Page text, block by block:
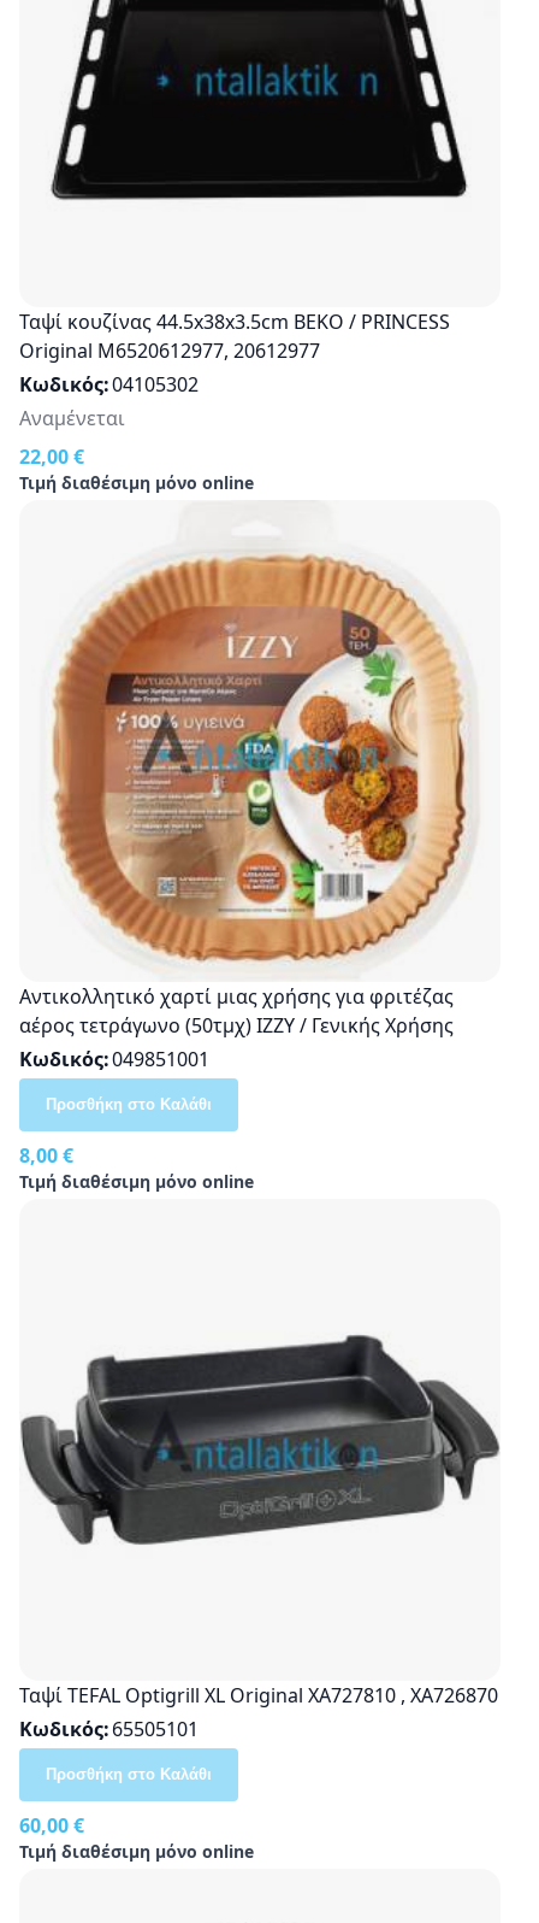
Ταψί κουζίνας 44.5x38x3.5cm ΒΕΚΟ / PRINCESS
Original M6520612977, 20612977
Κωδικός 04105302
22,00 €
Τιμή διαθέσιμη μόνο online
Αναμένεται
Αντικολλητικό χαρτί μιας χρήσης για φριτέζας
αέρος τετράγωνο (50τμχ) ΙΖΖΥ / Γενικής Χρήσης
Κωδικός 049851001
8,00 €
Τιμή διαθέσιμη μόνο online
Προσθήκη στο Καλάθι
Ταψί TEFAL Optigrill XL Original XA727810 , XA726870
Κωδικός 65505101
60,00 €
Τιμή διαθέσιμη μόνο online
Προσθήκη στο Καλάθι